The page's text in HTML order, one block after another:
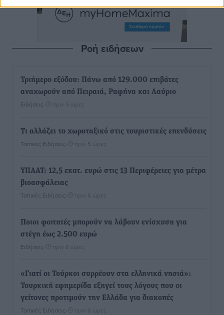
Ροή ειδήσεων
Τριήμερο εξόδου: Πάνω από 129.000 επιβάτες
αναχωρούν από Πειραιά, Ραφήνα και Λαύριο
Ειδήσεις πριν 5 ώρες
Τι αλλάζει το χωροταξικό στις τουριστικές επενδύσεις
Τοπικές Ειδήσεις πριν 5 ώρες
ΥΠΑΑΤ: 12,5 εκατ. ευρώ στις 13 Περιφέρειες για μέτρα
βιοασφάλειας
Τοπικές Ειδήσεις πριν 5 ώρες
Ποιοι φοιτητές μπορούν να λάβουν ενίσχυση για
στέγη έως 2.500 ευρώ
Ειδήσεις πριν 6 ώρες
«Γιατί οι Τούρκοι συρρέουν στα ελληνικά νησιά»:
Τουρκική εφημερίδα εξηγεί τους λόγους που οι
γείτονες προτιμούν την Ελλάδα για διακοπές
Τοπικές Ειδήσεις πριν 6 ώρες